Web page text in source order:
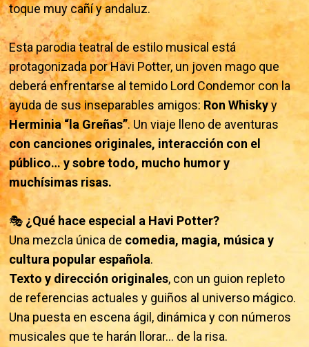
toque muy cañí y andaluz.
Esta parodia teatral de estilo musical está
protagonizada por Havi Potter, un joven mago que
deberá enfrentarse al temido Lord Condemor con la
ayuda de sus inseparables amigos: Ron Whiskyy
Herminia “la Greñas”. Un viaje lleno de aventuras
con canciones originales, interacción con el
público… y sobre todo, mucho humor y
muchísimas risas.
🎭¿Qué hace especial a Havi Potter?
Una mezcla única de comedia, magia, música y
cultura popular española.
Texto y dirección originales, con un guion repleto
de referencias actuales y guiños al universo mágico.
Una puesta en escena ágil, dinámica y con números
musicales que te harán llorar... de la risa.